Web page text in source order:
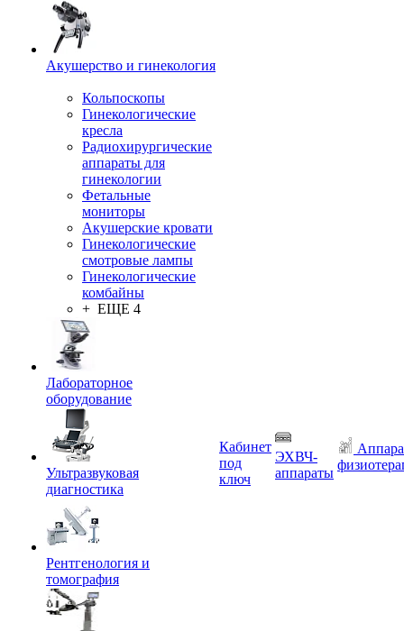
Акушерство и гинекология
Кольпоскопы
Гинекологические
кресла
Радиохирургические
аппараты для
гинекологии
Фетальные
мониторы
Акушерские кровати
Гинекологические
смотровые лампы
Гинекологические
комбайны
+ ЕЩЕ 4
Лабораторное
оборудование
Ультразвуковая
диагностика
Рентгенология и
томография
Кабинет
под
ключ
ЭХВЧ-
аппараты